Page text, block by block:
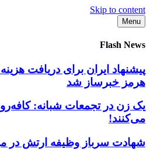
Skip to content
Menu
Flash News
پیشنهاد ایران برای دریافت
هرمز خبرساز شد
یک زن در تجمعات شبانه:
می‌کنند!
شهادت سرباز وظیفه ارتش در